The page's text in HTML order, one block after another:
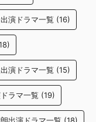
演ドラマ一覧 (16)
演ドラマ一覧 (15)
ラマ一覧 (19)